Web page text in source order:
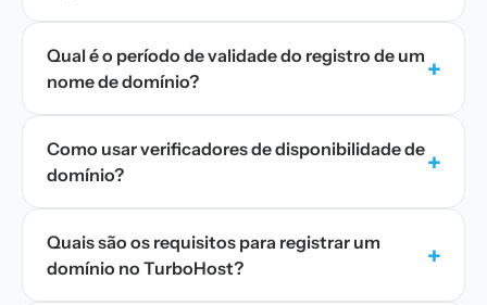
Qual é o período de validade do registro de um
nome de domínio?
+
Como usar verificadores de disponibilidade de
domínio?
+
Quais são os requisitos para registrar um
domínio no TurboHost?
+